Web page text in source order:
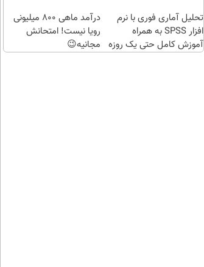
تحلیل آماری فوری با نرم
افزار SPSS به همراه
آموزش کامل حتی یک روزه
درآمد ماهی 800 میلیونی
رویا نیست! امتحانش
مجانیه😉